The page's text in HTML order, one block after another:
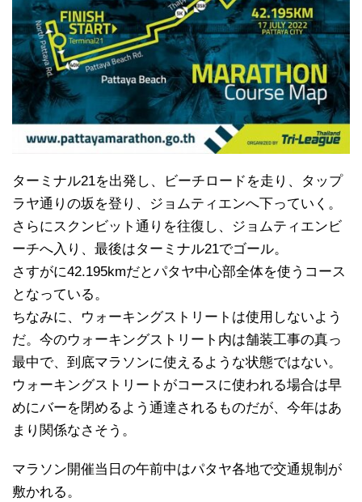
ターミナル21を出発し、ビーチロードを走り、タップ
ラヤ通りの坂を登り、ジョムティエンへ下っていく。
さらにスクンビット通りを往復し、ジョムティエンビ
ーチへ入り、最後はターミナル21でゴール。
さすがに42.195kmだとパタヤ中心部全体を使うコース
となっている。
ちなみに、ウォーキングストリートは使用しないよう
だ。今のウォーキングストリート内は舗装工事の真っ
最中で、到底マラソンに使えるような状態ではない。
ウォーキングストリートがコースに使われる場合は早
めにバーを閉めるよう通達されるものだが、今年はあ
まり関係なさそう。
マラソン開催当日の午前中はパタヤ各地で交通規制が
敷かれる。